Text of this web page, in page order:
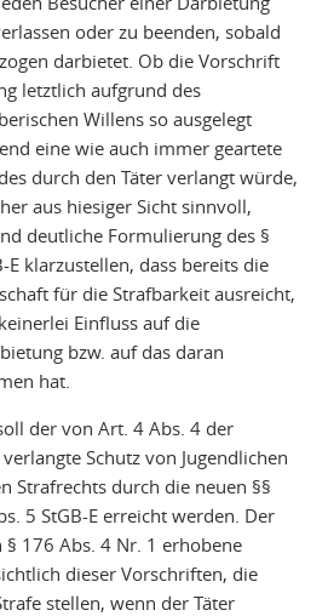
oder zu beenden, sobald
darbietet. Ob die Vorschrift
letztlich aufgrund des
Willens so ausgelegt
eine wie auch immer geartete
durch den Täter verlangt würde,
aus hiesiger Sicht sinnvoll,
deutliche Formulierung des §
E klarzustellen, dass bereits die
für die Strafbarkeit ausreicht,
Einfluss auf die
bzw. auf das daran
hat.
der von Art. 4 Abs. 4 der
Schutz von Jugendlichen
Strafrechts durch die neuen §§
5 StGB-E erreicht werden. Der
176 Abs. 4 Nr. 1 erhobene
dieser Vorschriften, die
stellen, wenn der Täter